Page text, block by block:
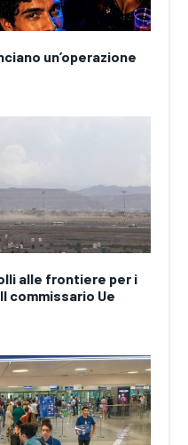
un’operazione
alle frontiere per i
commissario Ue